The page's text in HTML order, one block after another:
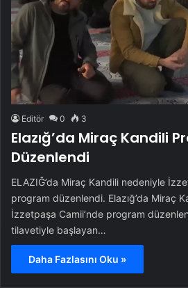
Editör 0 3
Elazığ’da Miraç Kandili
Düzenlendi
ELAZIĞ’da Miraç Kandili nedeniyle
program düzenlendi. Elazığ’da Miraç
İzzetpaşa Camii’nde program
tilavetiyle başlayan…
Daha Fazlasını Oku »